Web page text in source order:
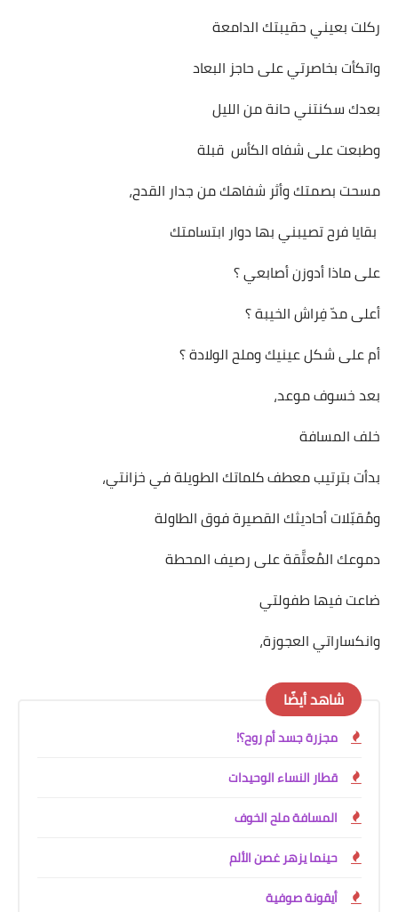
ركلت بعيني حقيبتك الدامعة
واتكأت بخاصرتي على حاجز البعاد
بعدك سكنتني حانة من الليل
وطبعت على شفاه الكأس قبلة
مسحت بصمتك وأثر شفاهك من جدار القدح،
بقايا فرح تصيبني بها دوار ابتسامتك
على ماذا أدوزن أصابعي ؟
أعلى مدّ فِراش الخيبة ؟
أم علی شكل عينيك وملح الولادة ؟
بعد خسوف موعد،
خلف المسافة
بدأت بترتيب معطف كلماتك الطويلة في خزانتي،
ومُقبّلات أحاديثك القصيرة فوق الطاولة
دموعك المُعتَّقة على رصيف المحطة
ضاعت فيها طفولتي
وانكساراتي العجوزة،
شاهد أيضًا
مجزرة جسد أم روح؟!
قطار النساء الوحيدات
المسافة ملح الخوف
حينما يزهر غصن الألم
أيقونة صوفية